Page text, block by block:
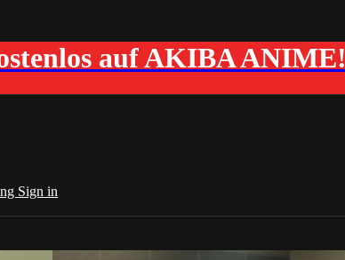
auf AKIBA ANIME!
Sign in